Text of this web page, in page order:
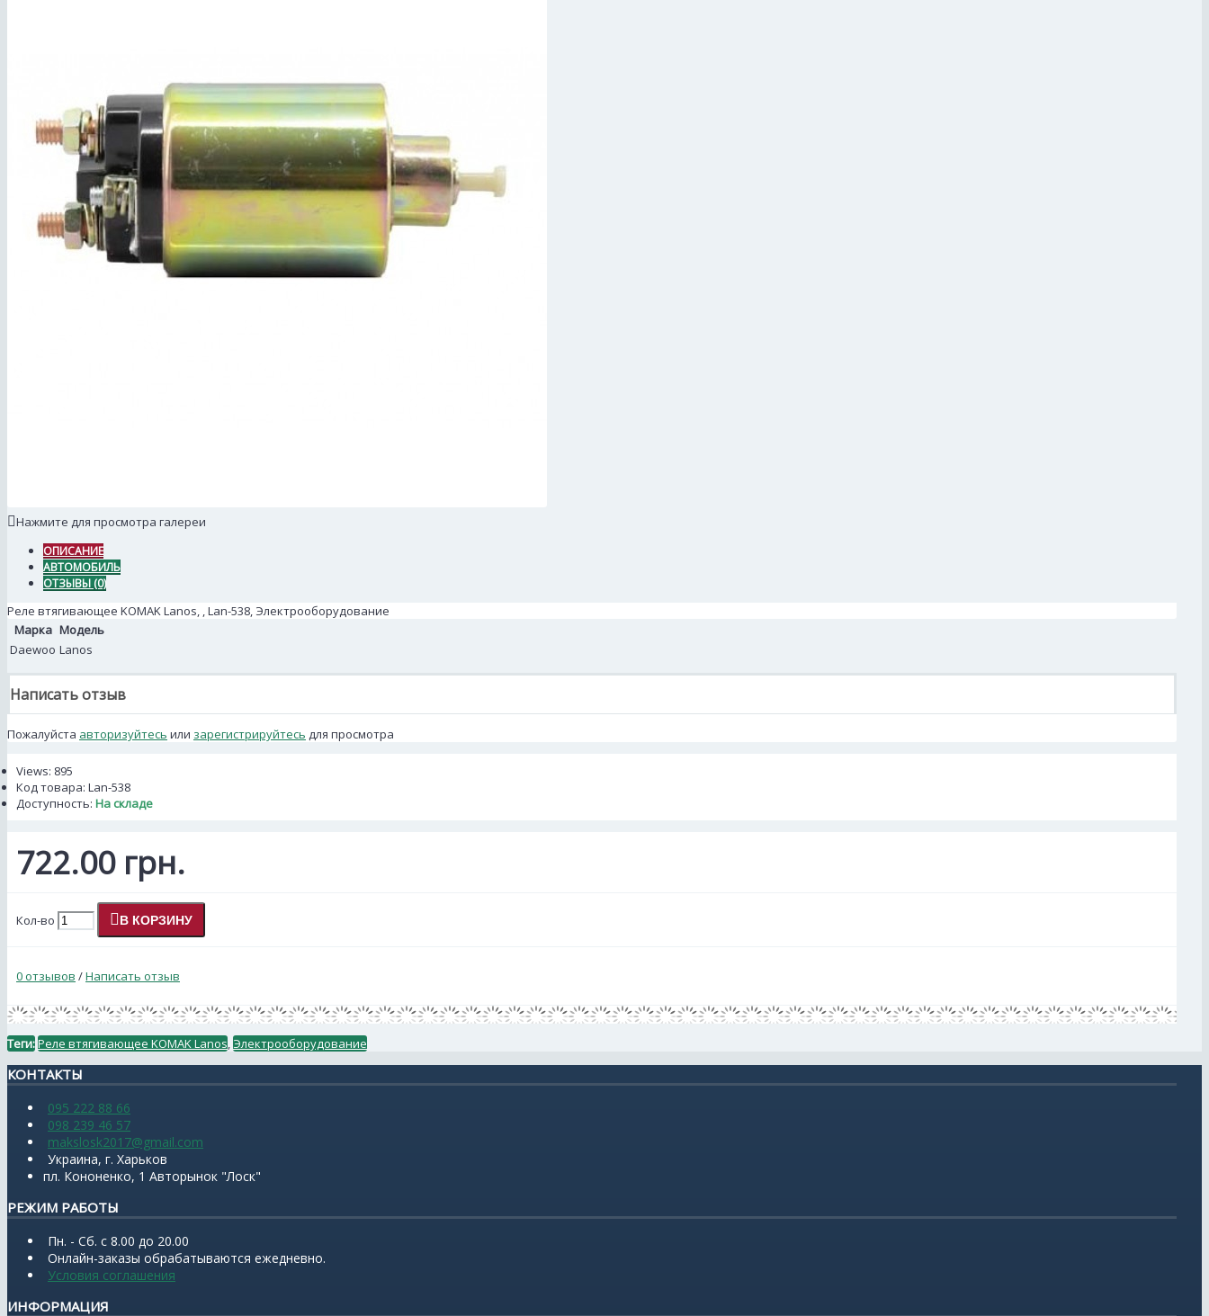
Нажмите для просмотра галереи
ОПИСАНИЕ
АВТОМОБИЛЬ
ОТЗЫВЫ (0)
Реле втягивающее KOMAK Lanos, , Lan-538, Электрооборудование
Марка Модель
Daewoo Lanos
Написать отзыв
Пожалуйста авторизуйтесь или зарегистрируйтесь для просмотра
Views: 895
Код товара: Lan-538
Доступность: На складе
722.00 грн.
Кол-во В КОРЗИНУ
0 отзывов /Написать отзыв
Теги:Реле втягивающее KOMAK Lanos, Электрооборудование
КОНТАКТЫ
095 222 88 66
098 239 46 57
makslosk2017@gmail.com
Украина, г. Харьков
пл. Кононенко, 1 Авторынок "Лоск"
РЕЖИМ РАБОТЫ
Пн. - Сб. с 8.00 до 20.00
Онлайн-заказы обрабатываются ежедневно.
Условия соглашения
ИНФОРМАЦИЯ